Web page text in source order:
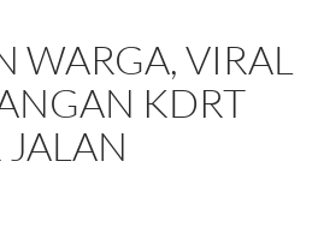
WARGA, VIRAL
KDRT